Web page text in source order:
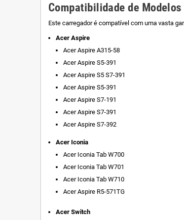
Compatibilidade de Modelos
Este carregador é compatível com uma vasta
Acer Aspire
Acer Aspire A315-58
Acer Aspire S5-391
Acer Aspire S5 S7-391
Acer Aspire S5-391
Acer Aspire S7-191
Acer Aspire S7-391
Acer Aspire S7-392
Acer Iconia
Acer Iconia Tab W700
Acer Iconia Tab W701
Acer Iconia Tab W710
Acer Aspire R5-571TG
Acer Switch